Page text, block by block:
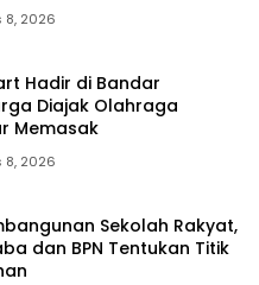
8, 2026
Hadir di Bandar
Diajak Olahraga
Memasak
8, 2026
Sekolah Rakyat,
dan BPN Tentukan Titik